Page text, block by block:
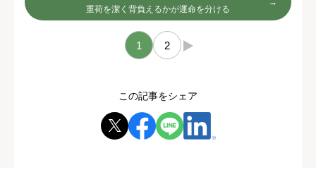
重荷を潔く背負えるかが運命を分ける
1 2 →
この記事をシェア